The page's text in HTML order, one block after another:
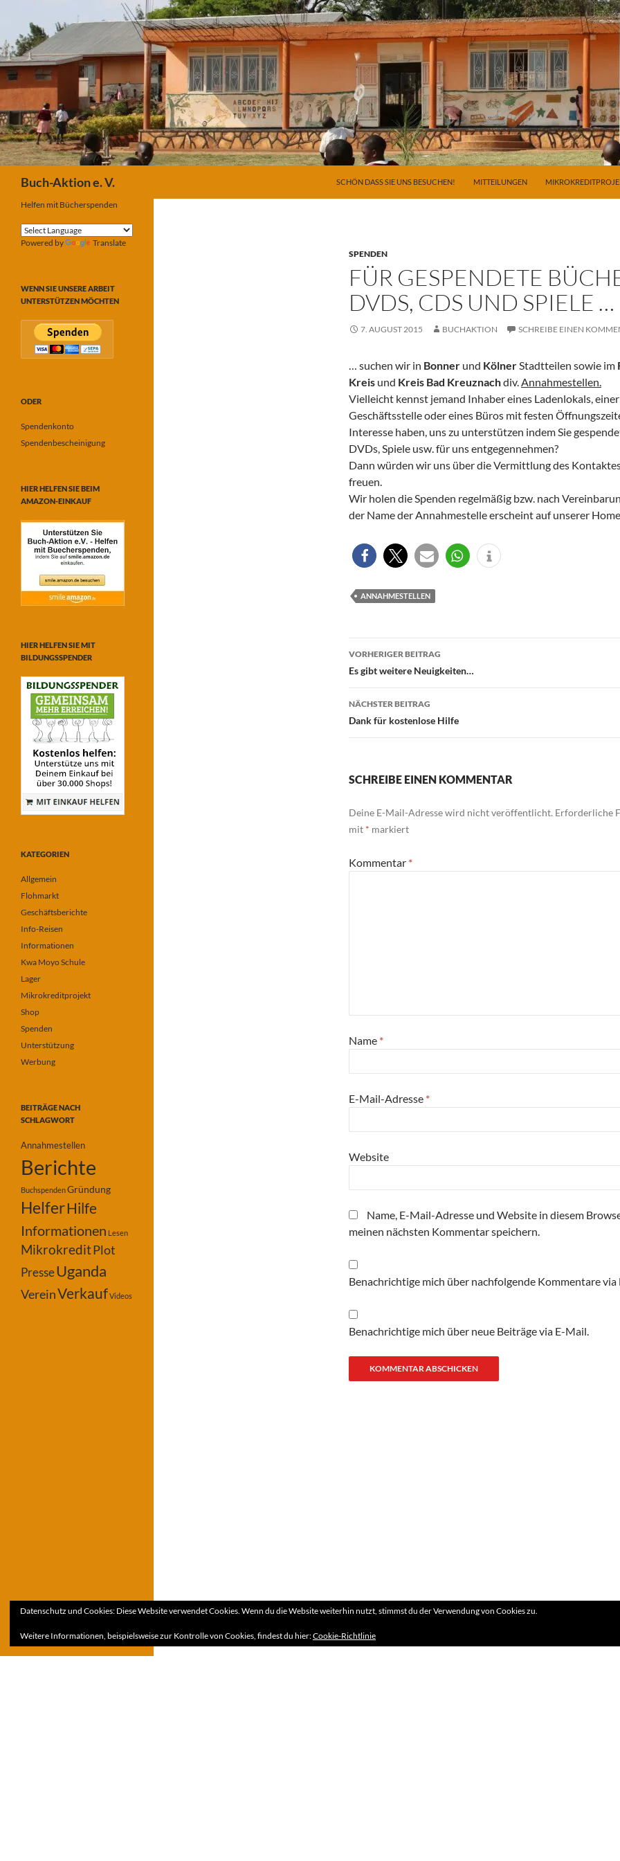
Buch-Aktion e. V.
SCHÖN DASS SIE UNS BESUCHEN!
MITTEILUNGEN
SPENDEN
FÜR GESPENDETE
DVDS, CDS UND SPIELE …
7. AUGUST 2015 BUCHAKTION SCHREIBE EINEN
… suchen wir in Bonner und KölnerStadtteilen sowie im
Kreis und Kreis Bad Kreuznachdiv.Annahmestellen.
Vielleicht kennst jemand Inhaber eines Ladenlokals, einer
Geschäftsstelle oder eines Büros mit festen
Interesse haben, uns zu unterstützen indem Sie
DVDs, Spiele usw. für uns entgegennehmen?
Dann würden wir uns über die Vermittlung des
freuen.
Wir holen die Spenden regelmäßig bzw. nach
der Name der Annahmestelle erscheint auf unserer
ANNAHMESTELLEN
Beitragsnavigation
VORHERIGER BEITRAG
Es gibt weitere Neuigkeiten…
NÄCHSTER BEITRAG
Dank für kostenlose Hilfe
SCHREIBE EINEN KOMMENTAR
Deine E-Mail-Adresse wird nicht veröffentlicht. Erforderliche
mit * markiert
Kommentar *
Name *
E-Mail-Adresse *
Website
Name, E-Mail-Adresse und Website in diesem
meinen nächsten Kommentar speichern.
Benachrichtige mich über nachfolgende Kommentare via
Benachrichtige mich über neue Beiträge via E-Mail.
Helfen mit Bücherspenden
Powered by Translate
WENN SIE UNSERE ARBEIT
UNTERSTÜTZEN MÖCHTEN
ODER
Spendenkonto
Spendenbescheinigung
HIER HELFEN SIE BEIM
AMAZON-EINKAUF
HIER HELFEN SIE MIT
BILDUNGSSPENDER
KATEGORIEN
Allgemein
Flohmarkt
Geschäftsberichte
Info-Reisen
Informationen
Kwa Moyo Schule
Lager
Mikrokreditprojekt
Shop
Spenden
Unterstützung
Werbung
BEITRÄGE NACH
SCHLAGWORT
Annahmestellen
Berichte
BuchspendenGründung
HelferHilfe
Informationen Lesen
MikrokreditPlot
PresseUganda
VereinVerkaufVideos
Datenschutz und Cookies: Diese Website verwendet Cookies. Wenn du die Website weiterhin nutzt, stimmst du der Verwendung von Cookies zu.
Weitere Informationen, beispielsweise zur Kontrolle von Cookies, findest du hier:Cookie-Richtlinie